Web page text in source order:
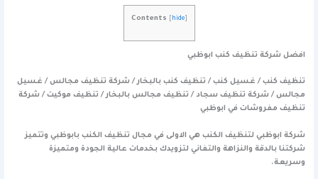
Contents hide]
افضل شركة تنظيف كنب ابوظبي
تنظيف كنب / غسيل كنب / تنظيف كنب بالبخار / شركة تنظيف مجالس / غسيل
مجالس / شركة تنظيف سجاد / تنظيف مجالس بالبخار / تنظيف موكيت / شركة
تنظيف مفروشات في ابوظبي
شركة ابوظبي لتنظيف الكنب هي الاولى في مجال تنظيف الكنب بابوظبي وتتميز
شركتنا بالدقة والنزاهة والتفاني لتزويدك بخدمات عالية الجودة ومتميزة
وسريعة.